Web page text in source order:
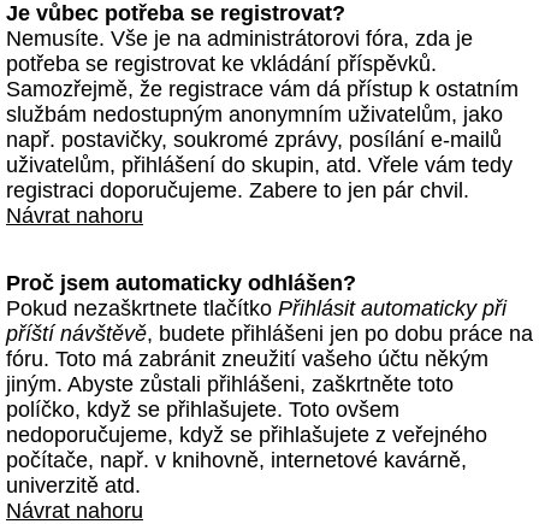
Je vůbec potřeba se registrovat?
Nemusíte. Vše je na administrátorovi fóra, zda je
potřeba se registrovat ke vkládání příspěvků.
Samozřejmě, že registrace vám dá přístup k ostatním
službám nedostupným anonymním uživatelům, jako
např. postavičky, soukromé zprávy, posílání e-mailů
uživatelům, přihlášení do skupin, atd. Vřele vám tedy
registraci doporučujeme. Zabere to jen pár chvil.
Návrat nahoru
Proč jsem automaticky odhlášen?
Pokud nezaškrtnete tlačítko Přihlásit automaticky při
příští návštěvě, budete přihlášeni jen po dobu práce na
fóru. Toto má zabránit zneužití vašeho účtu někým
jiným. Abyste zůstali přihlášeni, zaškrtněte toto
políčko, když se přihlašujete. Toto ovšem
nedoporučujeme, když se přihlašujete z veřejného
počítače, např. v knihovně, internetové kavárně,
univerzitě atd.
Návrat nahoru